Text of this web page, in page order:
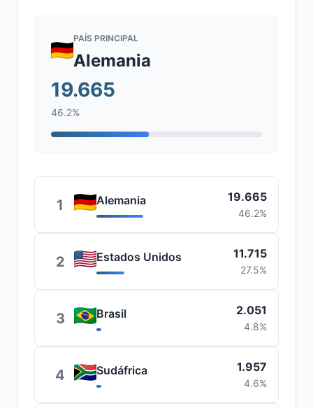
PAÍS PRINCIPAL
Alemania
19.665
46.2%
1 Alemania 19.665
46.2%
2 Estados Unidos 11.715
27.5%
3 Brasil 2.051
4.8%
4 Sudáfrica 1.957
4.6%